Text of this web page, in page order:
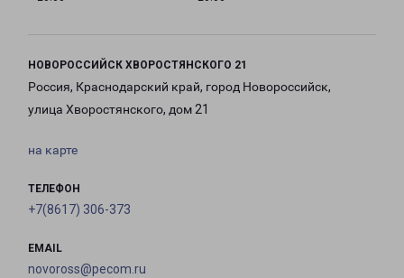
НОВОРОССИЙСК ХВОРОСТЯНСКОГО 21
Россия, Краснодарский край, город Новороссийск,
улица Хворостянского, дом 21
на карте
ТЕЛЕФОН
+7(8617) 306-373
EMAIL
novoross@pecom.ru